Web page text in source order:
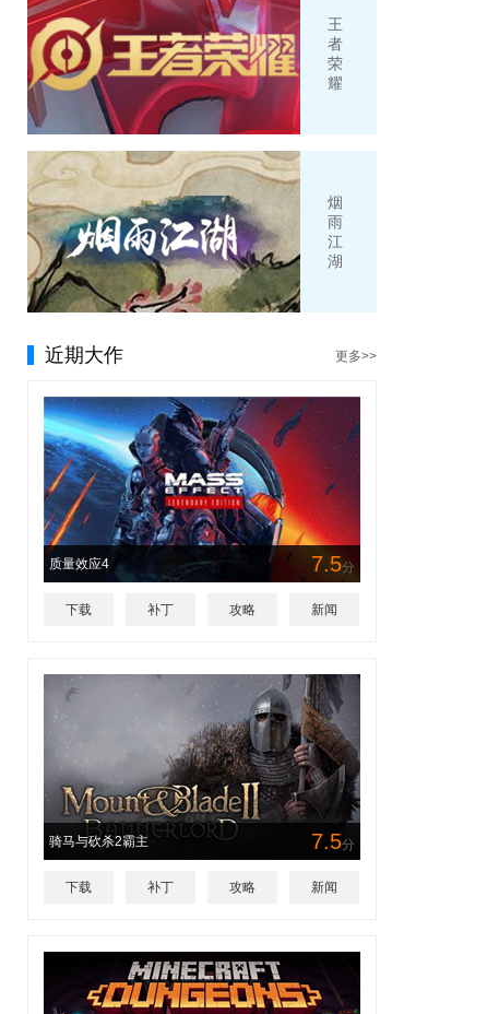
王
者
荣
耀
烟
雨
江
湖
近期大作 更多>>
质量效应4 7.5分
下载 补丁 攻略 新闻
骑马与砍杀2霸主 7.5分
下载 补丁 攻略 新闻